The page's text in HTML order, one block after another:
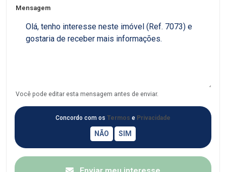
Mensagem
Você pode editar esta mensagem antes de enviar.
Concordo com os Termos e Privacidade